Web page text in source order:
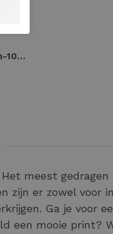
Petrol men shorts cargo m-1050-sho539 Korte broeken 9108 anthra
meest
zijn er zowel voor
Ga je voor
een mooie print?